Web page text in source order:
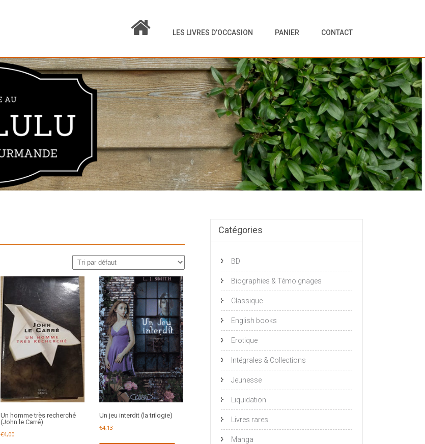
LES LIVRES D’OCCASION PANIER CONTACT
Un homme très recherché
(John le Carré)
€4,00
Un jeu interdit (la trilogie)
€4,13
Catégories
BD
Biographies & Témoignages
Classique
English books
Erotique
Intégrales & Collections
Jeunesse
Liquidation
Livres rares
Manga